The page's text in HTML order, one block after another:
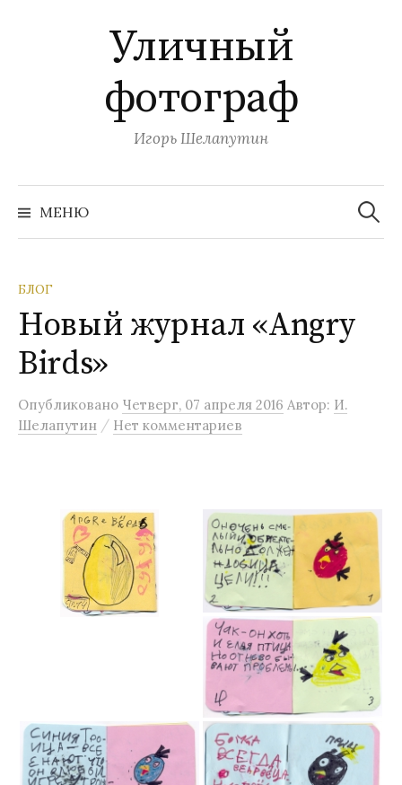
к
с
ж
и
м
о
м
Уличный
фотограф
Игорь Шелапутин
МЕНЮ а
й
БЛОГ
Новый журнал «Angry
Birds»
Опубликовано Четверг, 07 апреля 2016 Автор: И.
Шелапутин / Нет комментариев